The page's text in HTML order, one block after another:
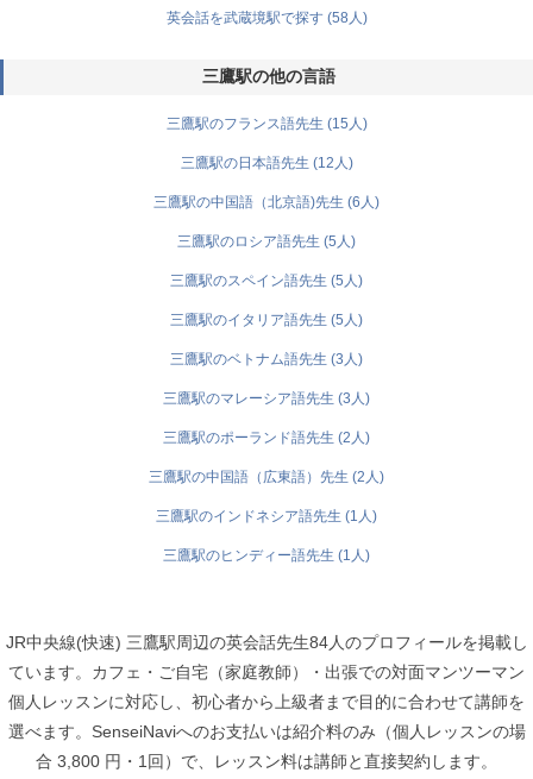
英会話を武蔵境駅で探す (58人)
三鷹駅の他の言語
三鷹駅のフランス語先生 (15人)
三鷹駅の日本語先生 (12人)
三鷹駅の中国語（北京語)先生 (6人)
三鷹駅のロシア語先生 (5人)
三鷹駅のスペイン語先生 (5人)
三鷹駅のイタリア語先生 (5人)
三鷹駅のベトナム語先生 (3人)
三鷹駅のマレーシア語先生 (3人)
三鷹駅のポーランド語先生 (2人)
三鷹駅の中国語（広東語）先生 (2人)
三鷹駅のインドネシア語先生 (1人)
三鷹駅のヒンディー語先生 (1人)
JR中央線(快速) 三鷹駅周辺の英会話先生84人のプロフィールを掲載し
ています。カフェ・ご自宅（家庭教師）・出張での対面マンツーマン
個人レッスンに対応し、初心者から上級者まで目的に合わせて講師を
選べます。SenseiNaviへのお支払いは紹介料のみ（個人レッスンの場
合 3,800 円・1回）で、レッスン料は講師と直接契約します。